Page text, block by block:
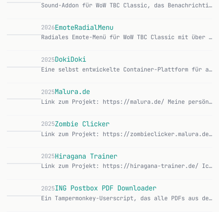
Sound-Addon für WoW TBC Classic, das Benachrichtigungstöne bei Party-Chat, Gruppenbeitritten und -austritten abspielt. CurseForge | GitHub Features: Sounds bei…
2026EmoteRadialMenu
Radiales Emote-Menü für WoW TBC Classic mit über 150 Emotes in 8 Kategorien, aktivierbar per Keybind. CurseForge | GitHub Features: Radiales oder Grid-Layout fü…
2025DokiDoki
Eine selbst entwickelte Container-Plattform für automatisches Deployment von Web-Anwendungen. DokiDoki ermöglicht es, Git-Repositories mit wenigen Klicks zu dep…
2025Malura.de
Link zum Projekt: https://malura.de/ Meine persönliche Website und Portfolio. Ursprünglich ein statischer Site-Generator, mittlerweile eine dynamische Flask-Anw…
2025Zombie Clicker
Link zum Projekt: https://zombieclicker.malura.de/ Ein Clicker-Spiel im Browser, das ich gebaut habe, weil ich mal ein Idle-Game von Grund auf verstehen wollte.…
2025Hiragana Trainer
Link zum Projekt: https://hiragana-trainer.de/ Ich wollte Japanisch lernen und die vorhandenen Hiragana-Apps haben mich genervt. Also hab ich mir selbst eine ge…
2025ING Postbox PDF Downloader
Ein Tampermonkey-Userscript, das alle PDFs aus dem ING-Postbox-Archiv sicher und mit Rate-Limiting herunterlädt. Features: Lädt PDFs aus ING-Banking-Postbox-Arc…